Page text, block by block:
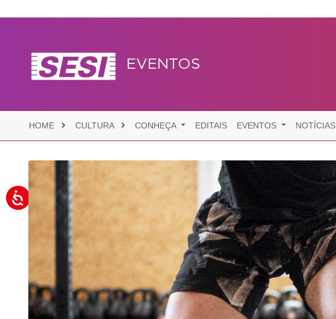
EVENTOS
HOME CULTURA CONHEÇA EDITAIS EVENTOS NOTÍCIAS